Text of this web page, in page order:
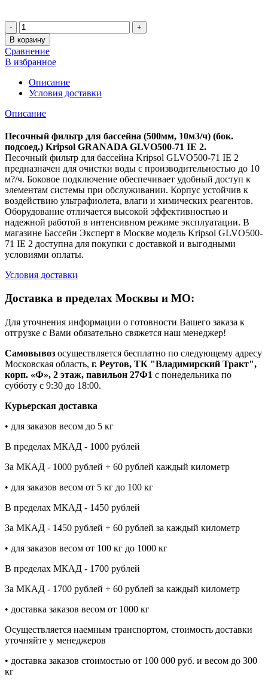
Количество
В корзину
Сравнение
В избранное
Описание
Условия доставки
Описание
Песочный фильтр для бассейна (500мм, 10м3/ч) (бок.
подсоед.) Kripsol GRANADA GLVO500-71 IE 2.
Песочный фильтр для бассейна Kripsol GLVO500-71 IE 2
предназначен для очистки воды с производительностью до 10
м?/ч. Боковое подключение обеспечивает удобный доступ к
элементам системы при обслуживании. Корпус устойчив к
воздействию ультрафиолета, влаги и химических реагентов.
Оборудование отличается высокой эффективностью и
надежной работой в интенсивном режиме эксплуатации. В
магазине Бассейн Эксперт в Москве модель Kripsol GLVO500-
71 IE 2 доступна для покупки с доставкой и выгодными
условиями оплаты.
Условия доставки
Доставка в пределах Москвы и МО:
Для уточнения информации о готовности Вашего заказа к
отгрузке с Вами обязательно свяжется наш менеджер!
Самовывоз осуществляется бесплатно по следующему адресу
Московская область, г. Реутов, ТК "Владимирский Тракт",
корп. «Ф», 2 этаж, павильон 27Ф1 с понедельника по
субботу с 9:30 до 18:00.
Курьерская доставка
• для заказов весом до 5 кг
В пределах МКАД - 1000 рублей
За МКАД - 1000 рублей + 60 рублей каждый километр
• для заказов весом от 5 кг до 100 кг
В пределах МКАД - 1450 рублей
За МКАД - 1450 рублей + 60 рублей за каждый километр
• для заказов весом от 100 кг до 1000 кг
В пределах МКАД - 1700 рублей
За МКАД - 1700 рублей + 60 рублей за каждый километр
• доставка заказов весом от 1000 кг
Осуществляется наемным транспортом, стоимость доставки
уточняйте у менеджеров
• доставка заказов стоимостью от 100 000 руб. и весом до 300
кг